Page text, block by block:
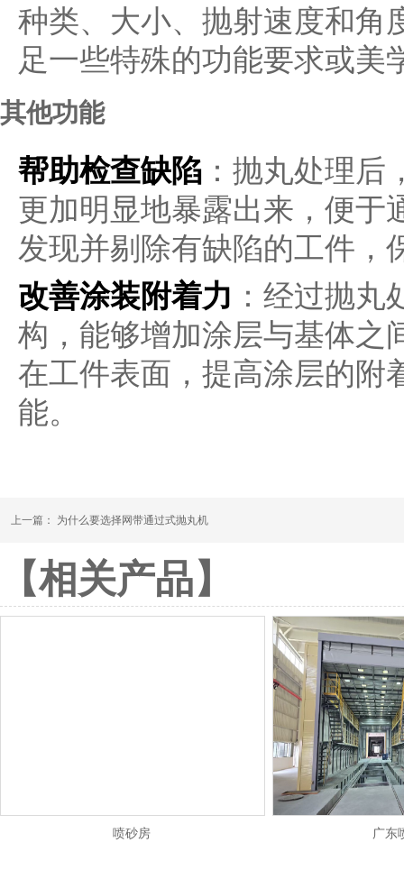
种类、大小、抛射速度和角
足一些特殊的功能要求或美
其他功能
帮助检查缺陷 ：抛丸处理
更加明显地暴露出来，便于
发现并剔除有缺陷的工件，
改善涂装附着力 ：经过抛
构，能够增加涂层与基体之
在工件表面，提高涂层的附
能。
上一篇： 为什么要选择网带通过式抛丸机
【相关产品】
喷砂房 广东